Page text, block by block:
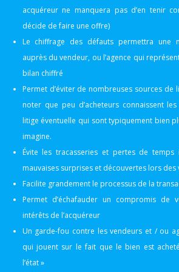
acquéreur ne manquera pas d’en tenir
décide de faire une offre)
Le chiffrage des défauts permettra une
auprès du vendeur, ou l’agence qui
bilan chiffré
Permet d’éviter de nombreuses sources de
noter que peu d’acheteurs connaissent
litige éventuelle qui sont typiquement bien
imagine.
Évite les tracasseries et pertes de temps
mauvaises surprises et découvertes lors des
Facilite grandement le processus de la
Permet d’échafauder un compromis de
intérêts de l’acquéreur
Un garde-fou contre les vendeurs et / ou
qui jouent sur le fait que le bien est
l’état »